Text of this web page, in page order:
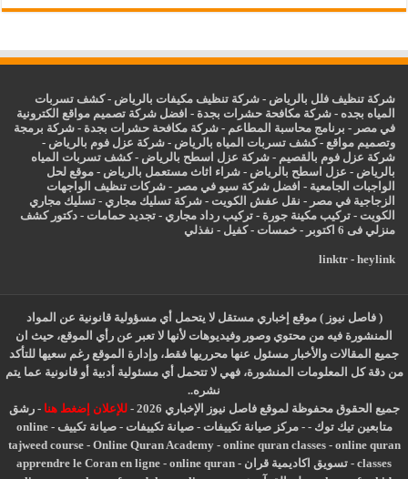
شركة تنظيف فلل بالرياض -شركة تنظيف مكيفات بالرياض -كشف تسربات
المياه بجده -شركة مكافحة حشرات بجدة - افضل شركة تصميم مواقع الكترونية
في مصر - برنامج محاسبة المطاعم -شركة مكافحة حشرات بجدة -شركة برمجة
وتصميم مواقع -كشف تسربات المياه بالرياض -شركة عزل فوم بالرياض -
شركة عزل فوم بالقصيم -شركة عزل اسطح بالرياض -كشف تسربات المياه
بالرياض - عزل اسطح بالرياض -شراء اثاث مستعمل بالرياض - موقع لحل
الواجبات الجامعية - افضل شركة سيو في مصر -شركات تنظيف الواجهات
الزجاجية في مصر - نقل عفش الكويت -شركة تسليك مجاري -تسليك مجاري
الكويت -تركيب مكينة جورة -تركيب رداد مجاري -تجديد حمامات -دكتور كشف
منزلي فى 6 اكتوبر
-خمسات -كفيل - نفذلي
linktr- heylink
( فاصل نيوز ) موقع إخباري مستقل لا يتحمل أي مسؤولية قانونية عن المواد
المنشورة فيه من محتوي وصور وفيديوهات لأنها لا تعبر عن رأي الموقع، حيث ان
جميع المقالات والأخبار مسئول عنها محرريها فقط، وإدارة الموقع رغم سعيها للتأكد
من دقة كل المعلومات المنشورة، فهي لا تتحمل أي مسئولية أدبية أو قانونية عما يتم
نشره..
جميع الحقوق محفوظة لموقع فاصل نيوز الإخباري 2026 -
للإعلان إضغط هنا -رشق
متابعين تيك توك -
-مركز صيانة تكييفات -صيانة تكييفات -صيانة تكييف -
online
tajweed course- Online Quran Academy- online quran classes- online quran
classes
- تسويق اكاديمية قران -
apprendre le Coran en ligne - online quran